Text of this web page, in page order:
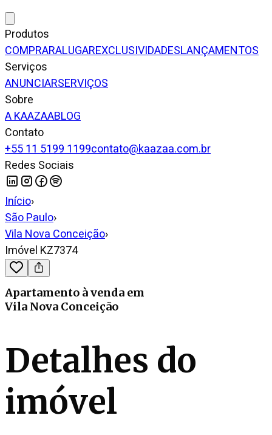
Produtos
COMPRARALUGAREXCLUSIVIDADESLANÇAMENTOS
Serviços
ANUNCIARSERVIÇOS
Sobre
A KAAZAABLOG
Contato
+55 11 5199 1199contato@kaazaa.com.br
Redes Sociais
Início›
São Paulo›
Vila Nova Conceição›
Imóvel KZ7374
Apartamento à venda em
Vila Nova Conceição
Detalhes do
imóvel